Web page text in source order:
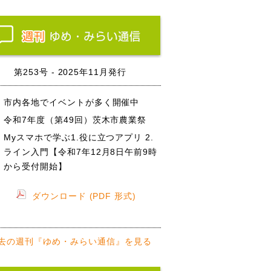
第253号 - 2025年11月発行
市内各地でイベントが多く開催中
令和7年度（第49回）茨木市農業祭
Myスマホで学ぶ1.役に立つアプリ 2.
ライン入門【令和7年12月8日午前9時
から受付開始】
ダウンロード (PDF 形式)
の週刊『ゆめ・みらい通信』を見る